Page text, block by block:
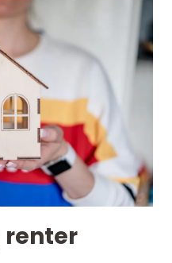
renter